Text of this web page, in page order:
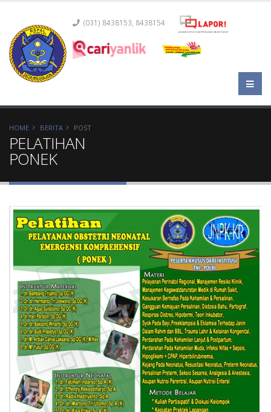
(031) 8438153, 8438154
HOME BERITA POST
PELATIHAN
PONEK